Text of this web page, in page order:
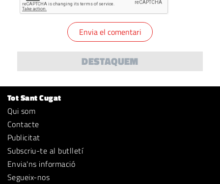
DESTAQUEM
Tot Sant Cugat
Qui som
Contacte
Publicitat
Subscriu-te al butlletí
Envia'ns informació
Segueix-nos